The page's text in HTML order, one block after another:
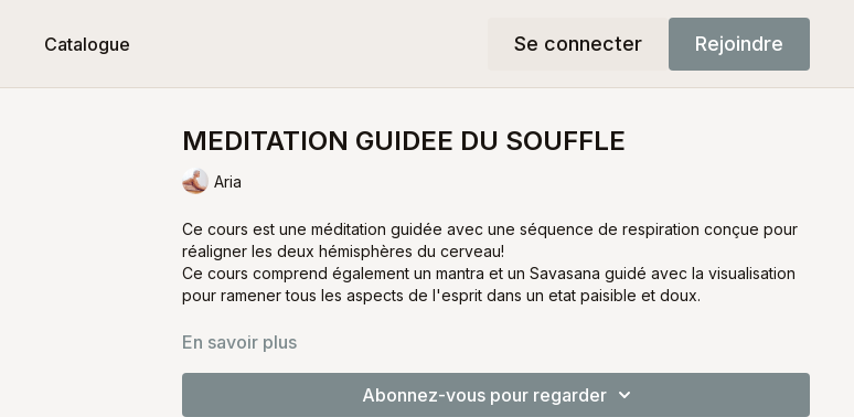
Catalogue Se connecter Rejoindre
MEDITATION GUIDEE DU SOUFFLE
Aria
Ce cours est une méditation guidée avec une séquence de respiration conçue pour
réaligner les deux hémisphères du cerveau!
Ce cours comprend également un mantra et un Savasana guidé avec la visualisation
pour ramener tous les aspects de l'esprit dans un etat paisible et doux.
En savoir plus
Abonnez-vous pour regarder